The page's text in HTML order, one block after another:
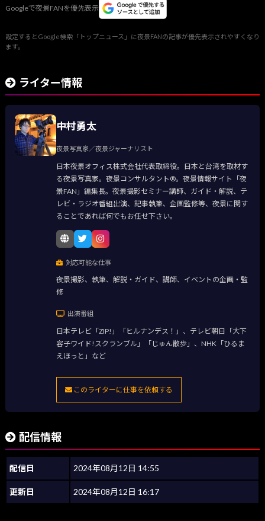
Googleで夜景FANを優先表示
設定するとGoogle検索「トップニュース」に夜景FANの記事が優先表示されやすくなり
ます。
ライター情報
中村勇太
夜景写真家／夜景ジャーナリスト
日本夜景オフィス株式会社代表取締役。日本と台湾を取材す
る夜景写真家。夜景コンサルタント®。夜景情報サイト「夜
景FAN」編集長。夜景撮影セミナー講師、ガイド・解説、テ
レビ・ラジオ番組出演、記事執筆、企画監修等、夜景に関す
ることであれば何でもお任せ下さい。
対応可能な仕事
夜景撮影、執筆、解説・ガイド、講師、イベントの企画・監
修
出演番組
日本テレビ「ZIP!」「ヒルナンデス！」、テレビ朝日「大下
容子ワイド!スクランブル」「じゅん散歩」、NHK「ひるま
えほっと」など
このライターに仕事を依頼する
配信情報
配信日 2024年08月12日 14:55
更新日 2024年08月12日 16:17